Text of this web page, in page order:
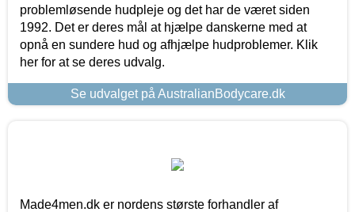
problemløsende hudpleje og det har de været siden
1992. Det er deres mål at hjælpe danskerne med at
opnå en sundere hud og afhjælpe hudproblemer. Klik
her for at se deres udvalg.
Se udvalget på AustralianBodycare.dk
Made4men.dk er nordens største forhandler af